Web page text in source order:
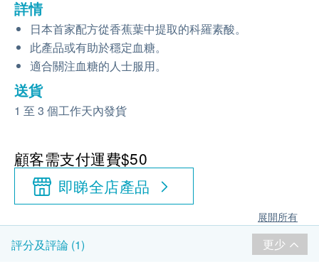
詳情
日本首家配方從香蕉葉中提取的科羅素酸。
此產品或有助於穩定血糖。
適合關注血糖的人士服用。
送貨
1 至 3 個工作天內發貨
顧客需支付運費$50
即睇全店產品
展開所有
評分及評論 (1) 更少